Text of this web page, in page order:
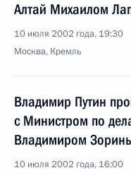
Алтай Михаилом
10 июля 2002 года, 19:30
Москва, Кремль
Владимир Путин
с Министром по
Владимиром
10 июля 2002 года, 16:00